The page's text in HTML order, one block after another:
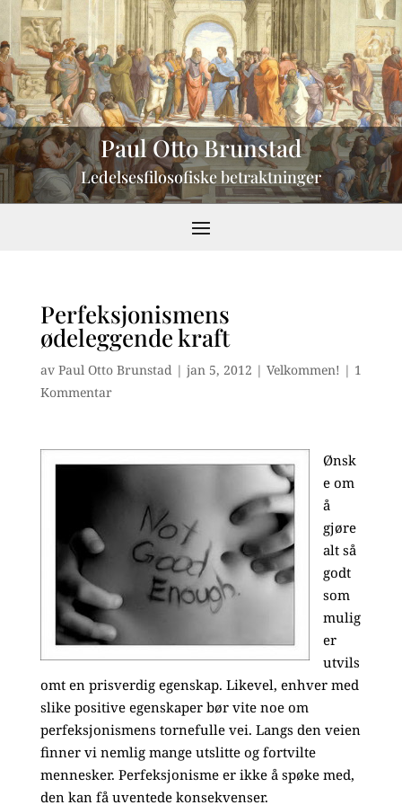
Paul Otto Brunstad
Ledelsesfilosofiske betraktninger
Perfeksjonismens
ødeleggende kraft
av Paul Otto Brunstad| jan 5, 2012 | Velkommen! | 1
Kommentar
Ønsk
e om
å
gjøre
alt så
godt
som
mulig
er
utvils
omt en prisverdig egenskap. Likevel, enhver med
slike positive egenskaper bør vite noe om
perfeksjonismens tornefulle vei. Langs den veien
finner vi nemlig mange utslitte og fortvilte
mennesker. Perfeksjonisme er ikke å spøke med,
den kan få uventede konsekvenser.